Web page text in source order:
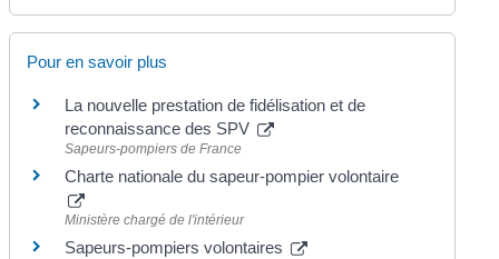
Pour en savoir plus
La nouvelle prestation de fidélisation et de
reconnaissance des SPV
Sapeurs-pompiers de France
Charte nationale du sapeur-pompier volontaire
Ministère chargé de l'intérieur
Sapeurs-pompiers volontaires